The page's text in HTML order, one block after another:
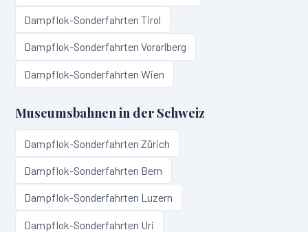
Dampflok-SonderfahrtenTirol
Dampflok-SonderfahrtenVorarlberg
Dampflok-SonderfahrtenWien
Museumsbahnen in der Schweiz
Dampflok-SonderfahrtenZürich
Dampflok-Sonderfahrten Bern
Dampflok-Sonderfahrten Luzern
Dampflok-Sonderfahrten Uri